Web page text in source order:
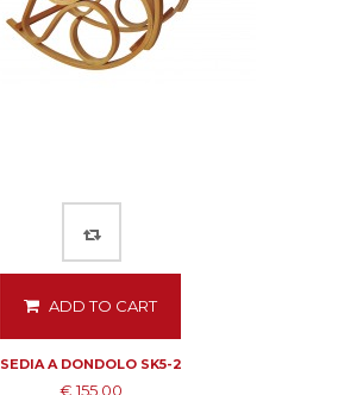
ADD TO CART
SEDIA A DONDOLO SK5-2
€ 155.00